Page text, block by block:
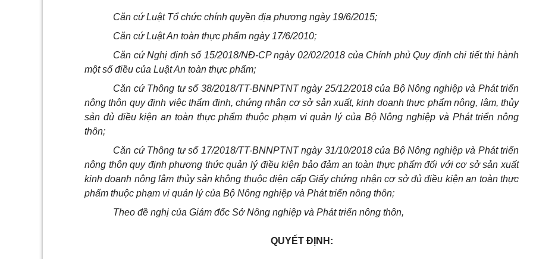
Căn cứ Luật Tổ chức chính quyền địa phương ngày 19/6/2015;
Căn cứ Luật An toàn thực phẩm ngày 17/6/2010;
Căn cứ Nghị định số 15/2018/NĐ-CP ngày 02/02/2018 của Chính phủ Quy định chi tiết thi hành
một số điều của Luật An toàn thực phẩm;
Căn cứ Thông tư số 38/2018/TT-BNNPTNT ngày 25/12/2018 của Bộ Nông nghiệp và Phát triển
nông thôn quy định việc thẩm định, chứng nhận cơ sở sản xuất, kinh doanh thực phẩm nông, lâm, thủy
sản đủ điều kiện an toàn thực phẩm thuộc phạm vi quản lý của Bộ Nông nghiệp và Phát triển nông
thôn;
Căn cứ Thông tư số 17/2018/TT-BNNPTNT ngày 31/10/2018 của Bộ Nông nghiệp và Phát triển
nông thôn quy định phương thức quản lý điều kiện bảo đảm an toàn thực phẩm đối với cơ sở sản xuất
kinh doanh nông lâm thủy sản không thuộc diện cấp Giấy chứng nhận cơ sở đủ điều kiện an toàn thực
phẩm thuộc phạm vi quản lý của Bộ Nông nghiệp và Phát triển nông thôn;
Theo đề nghị của Giám đốc Sở Nông nghiệp và Phát triển nông thôn,
QUYẾT ĐỊNH: